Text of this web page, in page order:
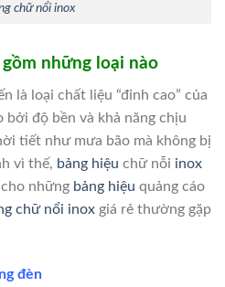
chữ nổi inox
những loại nào
là loại chất liệu “đỉnh cao” của
bởi độ bền và khả năng chịu
tiết như mưa bão mà không bị
vì thế, bảng hiệu chữ nỗi inox
những bảng hiệu quảng cáo
chữ nổi inox giá rẻ thường gặp
đèn